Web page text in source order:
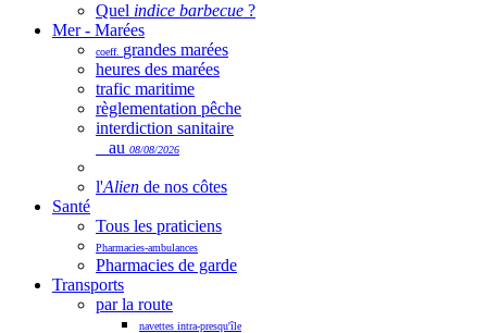
Quel indice barbecue ?
Mer - Marées
coeff. grandes marées
heures des marées
trafic maritime
règlementation pêche
interdiction sanitaire
au 08/08/2026
l'Alien de nos côtes
Santé
Tous les praticiens
Pharmacies-ambulances
Pharmacies de garde
Transports
par la route
navettes intra-presqu'île